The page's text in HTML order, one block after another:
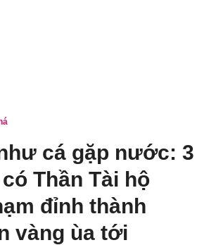
cá gặp nước: 3
Thần Tài hộ
đỉnh thành
vàng ùa tới